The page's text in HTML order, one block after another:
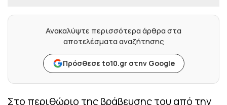
Ανακαλύψτε περισσότερα άρθρα στα
αποτελέσματα αναζήτησης
Πρόσθεσε to10.gr στην Google
Στο περιθώριο της βράβευσης του από την